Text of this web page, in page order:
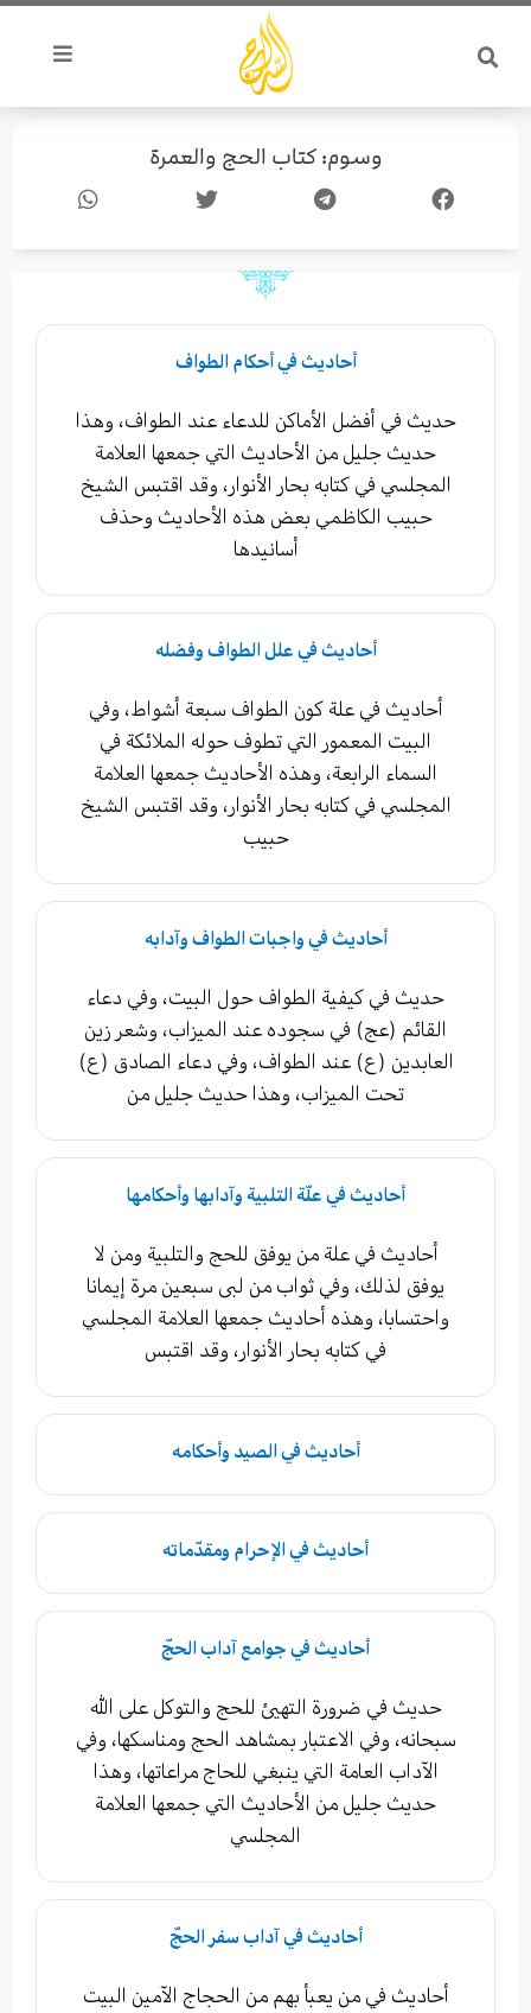
تخطي
المحتوى
وسوم: كتاب الحج والعمرة
أحاديث في أحكام الطواف
حديث في أفضل الأماكن للدعاء عند الطواف، وهذا
حديث جليل من الأحاديث التي جمعها العلامة
المجلسي في كتابه بحار الأنوار، وقد اقتبس الشيخ
حبيب الكاظمي بعض هذه الأحاديث وحذف
أسانيدها
أحاديث في علل الطواف وفضله
أحاديث في علة كون الطواف سبعة أشواط، وفي
البيت المعمور التي تطوف حوله الملائكة في
السماء الرابعة، وهذه الأحاديث جمعها العلامة
المجلسي في كتابه بحار الأنوار، وقد اقتبس الشيخ
حبيب
أحاديث في واجبات الطواف وآدابه
حديث في كيفية الطواف حول البيت، وفي دعاء
القائم (عج) في سجوده عند الميزاب، وشعر زين
العابدين (ع) عند الطواف، وفي دعاء الصادق (ع)
تحت الميزاب، وهذا حديث جليل من
أحاديث في علّة التلبية وآدابها وأحكامها
أحاديث في علة من يوفق للحج والتلبية ومن لا
يوفق لذلك، وفي ثواب من لبى سبعين مرة إيمانا
واحتسابا، وهذه أحاديث جمعها العلامة المجلسي
في كتابه بحار الأنوار، وقد اقتبس
أحاديث في الصيد وأحكامه
أحاديث في الإحرام ومقدّماته
أحاديث في جوامع آداب الحجّ
حديث في ضرورة التهيئ للحج والتوكل على الله
سبحانه، وفي الاعتبار بمشاهد الحج ومناسكها، وفي
الآداب العامة التي ينبغي للحاج مراعاتها، وهذا
حديث جليل من الأحاديث التي جمعها العلامة
المجلسي
أحاديث في آداب سفر الحجّ
أحاديث في من يعبأ بهم من الحجاج الآمين البيت